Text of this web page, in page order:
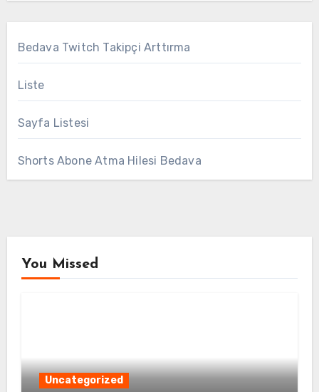
Bedava Twitch Takipçi Arttırma
Liste
Sayfa Listesi
Shorts Abone Atma Hilesi Bedava
You Missed
Uncategorized